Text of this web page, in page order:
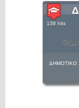
138 hits
ΔΗΜΟΤΙΚΟ